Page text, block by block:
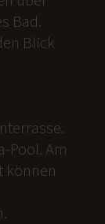
Bad.
Blick
Pool. Am
können